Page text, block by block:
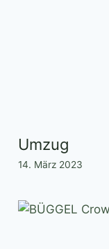
Umzug
14. März 2023